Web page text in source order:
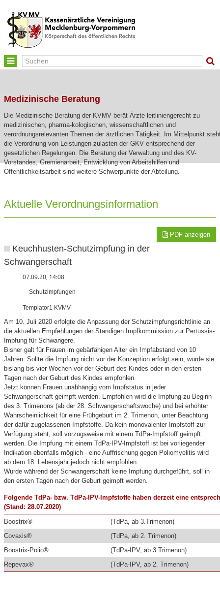
Toggle
navigation
Medizinische Beratung
Die Medizinische Beratung der KVMV berät Ärzte leitliniengerecht zu
medizinischen, pharma-kologischen, wissenschaftlichen und
verordnungsrelevanten Themen der ärztlichen Tätigkeit. Im Mittelpunkt
die Verordnung von Leistungen zulasten der GKV entsprechend der
gesetzlichen Regelungen. Die Beratung der Verwaltung und des KV-
Vorstandes, Gremienarbeit, Entwicklung von Arbeitshilfen und
Öffentlichkeitsarbeit sind weitere Schwerpunkte der Abteilung.
Aktuelle Verordnungsinformation
PDF anzeigen
Keuchhusten-Schutzimpfung in der
Schwangerschaft
07.09.20, 14:08
Schutzimpfungen
Templator1 KVMV
Am 10. Juli 2020 erfolgte die Anpassung der Schutzimpfungsrichtlinie an
die aktuellen Empfehlungen der Ständigen Impfkommission zur Pertussis-
Impfung für Schwangere.
Bisher galt für Frauen im gebärfähigen Alter ein Impfabstand von 10
Jahren. Sollte die Impfung nicht vor der Konzeption erfolgt sein, wurde sie
bislang bis vier Wochen vor der Geburt des Kindes oder in den ersten
Tagen nach der Geburt des Kindes empfohlen.
Jetzt können Frauen unabhängig vom Impfstatus in jeder
Schwangerschaft geimpft werden. Empfohlen wird die Impfung zu Beginn
des 3. Trimenons (ab der 28. Schwangerschaftswoche) und bei erhöhter
Wahrscheinlichkeit für eine Frühgeburt im 2. Trimenon, unter Beachtung
der dafür zugelassenen Impfstoffe. Da kein monovalenter Impfstoff zur
Verfügung steht, soll vorzugsweise mit einem TdPa-Impfstoff geimpft
werden. Die Impfung mit einem TdPa-IPV-Impfstoff ist bei vorliegender
Indikation ebenfalls möglich - eine Auffrischung gegen Poliomyelitis wird
ab dem 18. Lebensjahr jedoch nicht empfohlen.
Wurde während der Schwangerschaft keine Impfung durchgeführt, soll in
den ersten Tagen nach der Geburt geimpft werden.
Folgende TdPa- bzw. TdPa-IPV-Impfstoffe haben derzeit eine
(Stand: 28.07.2020)
Boostrix®
(TdPa, ab 3.Trimenon)
Covaxis®
(TdPa, ab 2. Trimenon)
Boostrix-Polio®
(TdPa-IPV, ab 3.Trimenon)
Repevax®
(TdPa-IPV, ab 2. Trimenon)